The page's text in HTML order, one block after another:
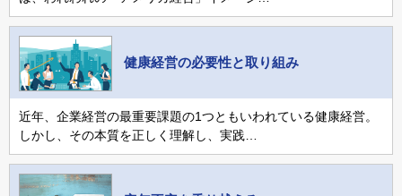
健康経営の必要性と取り組み
近年、企業経営の最重要課題の1つともいわれている健康経営。
しかし、その本質を正しく理解し、実践…